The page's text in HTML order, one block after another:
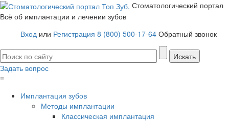
Стоматологический портал
Всё об имплантации и лечении зубов
Вход или Регистрация 8 (800) 500-17-64 Обратный звонок
Задать вопрос
≡
Имплантация зубов
Методы имплантации
Классическая имплантация